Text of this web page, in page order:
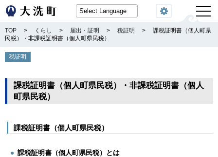
閲覧機能
TOP > くらし > 届出・証明 > 税証明 >
課税証明書（個人町県
民税）・非課税証明書（個人町県民税）
税証明
課税証明書（個人町県民税）・非課税証明書（個人
町県民税）
課税証明書（個人町県民税）
課税証明書（個人町県民税）とは